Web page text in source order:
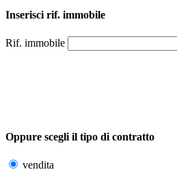
Inserisci rif. immobile
Rif. immobile
Oppure scegli il tipo di contratto
vendita